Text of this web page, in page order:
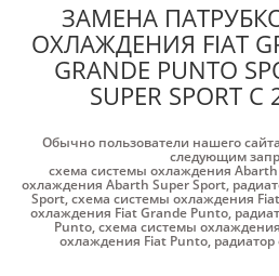
ЗАМЕНА
ОХЛАЖДЕНИЯ FIAT
GRANDE PUNTO
SUPER SPORT
Обычно пользователи нашего
следующим
схема системы охлаждения
охлаждения Abarth Super Sport,
Sport,схема системы охлаждения
охлаждения Fiat Grande Punto,
Punto,схема системы
охлаждения Fiat Punto,